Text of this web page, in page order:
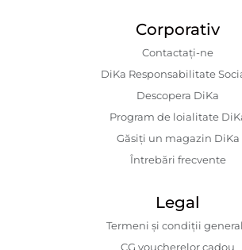
Corporativ
Contactaţi-ne
DiKa Responsabilitate
Descopera DiKa
Program de loialitate
Găsiți un magazin DiKa
Întrebări frecvente
Legal
Termeni și condiții
CG voucherelor cadou